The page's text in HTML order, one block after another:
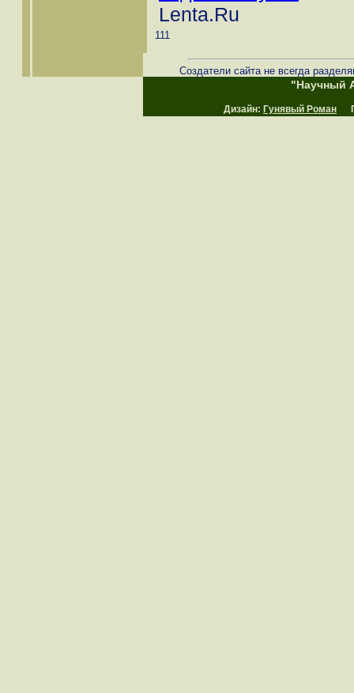
Lenta.Ru
111
Создатели сайта не всегда
"Научный
Дизайн: Гунявый Роман